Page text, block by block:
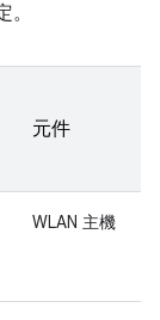
元件
WLAN 主機